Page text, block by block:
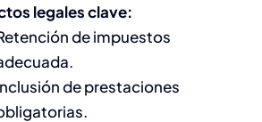
legales clave:
de impuestos
de prestaciones